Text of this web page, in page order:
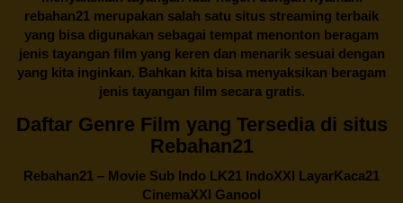
rebahan21 merupakan salah satu situs streaming terbaik
yang bisa digunakan sebagai tempat menonton beragam
jenis tayangan film yang keren dan menarik sesuai dengan
yang kita inginkan. Bahkan kita bisa menyaksikan beragam
jenis tayangan film secara gratis.
Daftar Genre Film yang Tersedia di situs
Rebahan21
Rebahan21 – Movie Sub Indo LK21 IndoXXI LayarKaca21
CinemaXXI Ganool